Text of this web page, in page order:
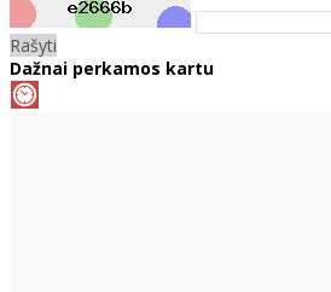
Rašyti
Dažnai perkamos kartu